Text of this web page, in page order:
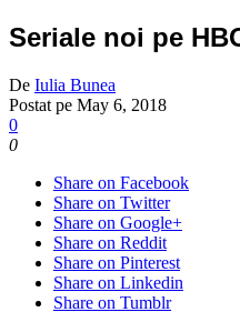
Seriale noi pe
De Iulia Bunea
Postat pe May 6, 2018
0
0
Share on Facebook
Share on Twitter
Share on Google+
Share on Reddit
Share on Pinterest
Share on Linkedin
Share on Tumblr